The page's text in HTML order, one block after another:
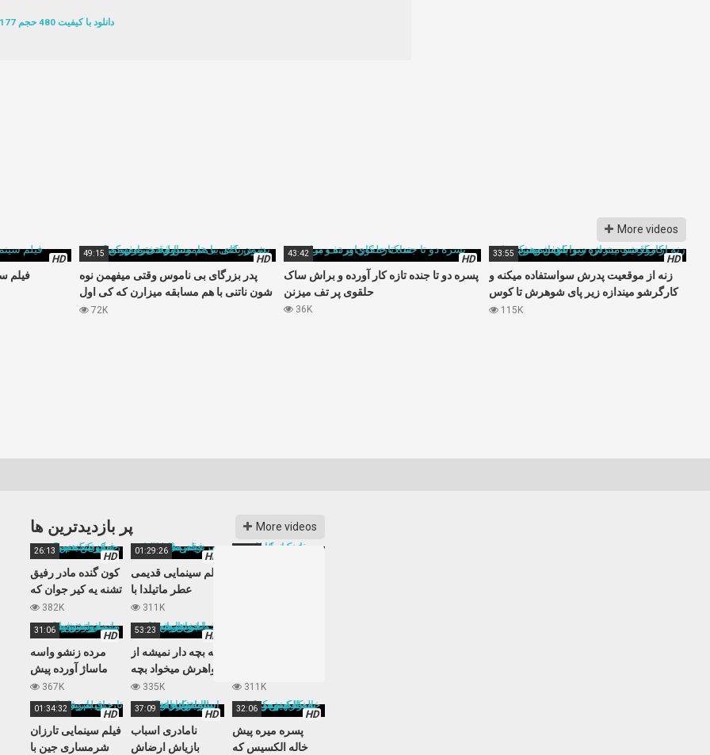
دانلود با کیفیت 480 حجم 177 مگابایت
More videos
HD
فیلم
HD
49:15
پدر بزرگای بی ناموس وقتی میفهمن نوه
شون ناتنی با هم مسابقه میزارن که کی اول
دختره رو میکنه
72K
HD
43:42
پسره دو تا جنده تازه کار آورده و براش ساک
حلقوی پر تف میزنن
36K
HD
33:55
زنه از موقعیت پدرش سواستفاده میکنه و
کارگرشو میندازه زیر پای شوهرش تا کوس
بهش بده
115K
پر بازدید‌ترین ها More videos
HD
26:13
کون گنده مادر رفیق
تشنه یه کیر جوان که
به رفیق پسرش هم
رحم نمیکنه
382K
HD
01:29:26
فیلم سینمایی قدیمی
عطر ماتیلدا با
زیرنویس فارسی
311K
HD
31:06
مرده زنشو واسه
ماساژ آورده پیش
دوستش ولی
نمیدونه رفیقش به
زنش چشم داره
367K
HD
53:23
زنه بچه دار نمیشه از
خواهرش میخواد بچه
بیاره ولی خواهرش
زن باباش از آب در
میاد
335K
بصورت یکجا با
زیرنویس فارسی
311K
HD
01:34:32
فیلم سینمایی تارزان
شرمساری جین با
HD
37:09
نامادری اسباب
بازیاش ارضاش
HD
32:06
پسره میره پیش
خاله الکسیس که